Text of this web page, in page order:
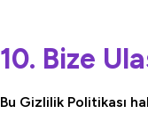
10. Bize
Bu Gizlilik Politikası